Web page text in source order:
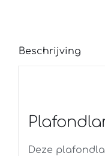
Beschrijving
Deze